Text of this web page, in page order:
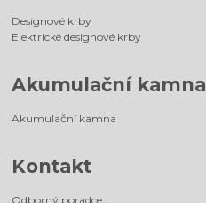
Designové krby
Elektrické designové krby
Akumulační kamna
Akumulační kamna
Kontakt
Odborný poradce